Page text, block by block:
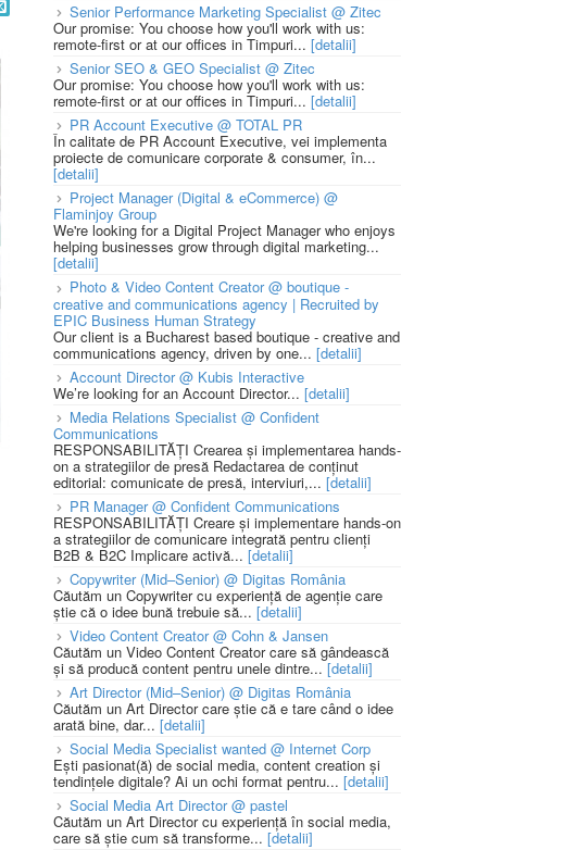
Senior Performance Marketing Specialist @ Zitec
Our promise: You choose how you'll work with us:
remote-first or at our offices in Timpuri... [detalii]
Senior SEO & GEO Specialist @ Zitec
Our promise: You choose how you'll work with us:
remote-first or at our offices in Timpuri... [detalii]
PR Account Executive @ TOTAL PR
În calitate de PR Account Executive, vei implementa
proiecte de comunicare corporate & consumer, în...
[detalii]
Project Manager (Digital & eCommerce) @
Flaminjoy Group
We're looking for a Digital Project Manager who enjoys
helping businesses grow through digital marketing...
[detalii]
Photo & Video Content Creator @ boutique -
creative and communications agency | Recruited by
EPIC Business Human Strategy
Our client is a Bucharest based boutique - creative and
communications agency, driven by one... [detalii]
Account Director @ Kubis Interactive
We’re looking for an Account Director... [detalii]
Media Relations Specialist @ Confident
Communications
RESPONSABILITĂȚI Crearea și implementarea hands-
on a strategiilor de presă Redactarea de conținut
editorial: comunicate de presă, interviuri,... [detalii]
PR Manager @ Confident Communications
RESPONSABILITĂȚI Creare și implementare hands-on
a strategiilor de comunicare integrată pentru clienți
B2B & B2C Implicare activă... [detalii]
Copywriter (Mid–Senior) @ Digitas România
Căutăm un Copywriter cu experiență de agenție care
știe că o idee bună trebuie să... [detalii]
Video Content Creator @ Cohn & Jansen
Căutăm un Video Content Creator care să gândească
și să producă content pentru unele dintre...[detalii]
Art Director (Mid–Senior) @ Digitas România
Căutăm un Art Director care știe că e tare când o idee
arată bine, dar... [detalii]
Social Media Specialist wanted @ Internet Corp
Ești pasionat(ă) de social media, content creation și
tendințele digitale? Ai un ochi format pentru... [detalii]
Social Media Art Director @ pastel
Căutăm un Art Director cu experiență în social media,
care să știe cum să transforme... [detalii]